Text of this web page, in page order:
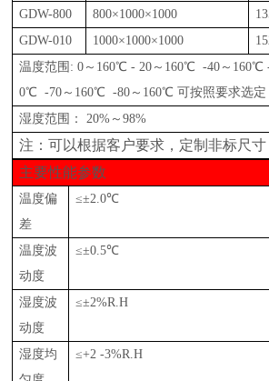
GDW-800 800×1000×1000
GDW-010 1000×1000×1000
温度范围 : 0～160℃ - 20～160℃ -40～
0℃ -70～160℃ -80～160℃ 可按照要求选定
湿度范围：
20%～98%
注：可以根据客户要求，定制非标尺寸
主要性能参数
温度偏
差
≤±2.0℃
温度波
动度
≤±0.5℃
湿度波
动度
≤±2%R.H
湿度均
≤+2 -3%R.H